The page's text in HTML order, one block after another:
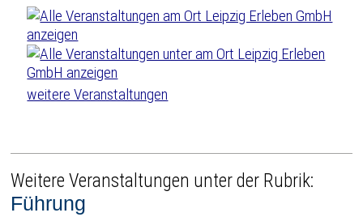
weitere Veranstaltungen
Weitere Veranstaltungen unter der Rubrik:
Führung